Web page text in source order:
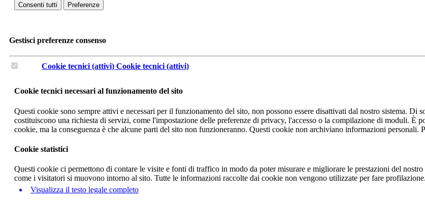
Consenti tutti Preferenze
Gestisci preferenze consenso
Cookie tecnici (attivi) Cookie tecnici (attivi)
Cookie tecnici necessari al funzionamento del sito
Questi cookie sono sempre attivi e necessari per il funzionamento del sito, non possono essere disattivati dal nostro sistema.
costituiscono una richiesta di servizi, come l'impostazione delle preferenze di privacy, l'accesso o la compilazione di moduli. È
cookie, ma la conseguenza è che alcune parti del sito non funzioneranno. Questi cookie non archiviano informazioni personali.
Cookie statistici
Questi cookie ci permettono di contare le visite e fonti di traffico in modo da poter misurare e migliorare le prestazioni del
come i visitatori si muovono intorno al sito. Tutte le informazioni raccolte dai cookie non vengono utilizzate per fare profilazione.
Visualizza il testo legale completo